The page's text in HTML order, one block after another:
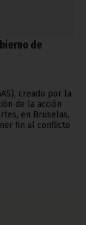
de
creado por la
de la acción
en Bruselas,
fin al conflicto